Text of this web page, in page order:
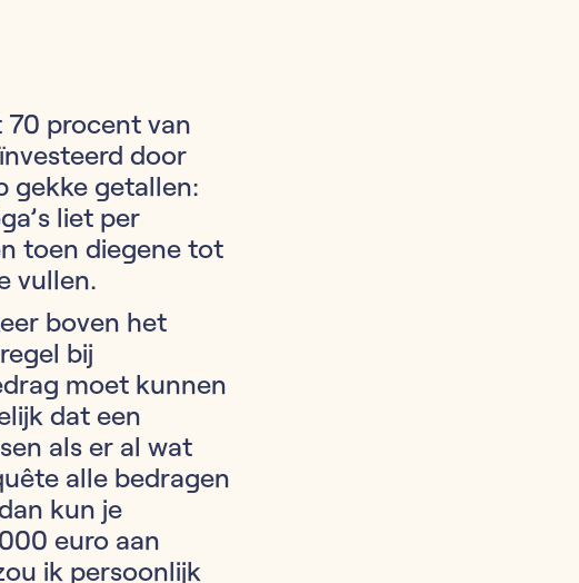
70 procent van
door
gekke getallen:
liet per
toen diegene tot
vullen.
boven het
bij
moet kunnen
dat een
als er al wat
alle bedragen
kun je
euro aan
ik persoonlijk